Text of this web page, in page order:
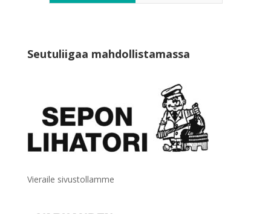
Seutuliigaa mahdollistamassa
Vieraile sivustollamme